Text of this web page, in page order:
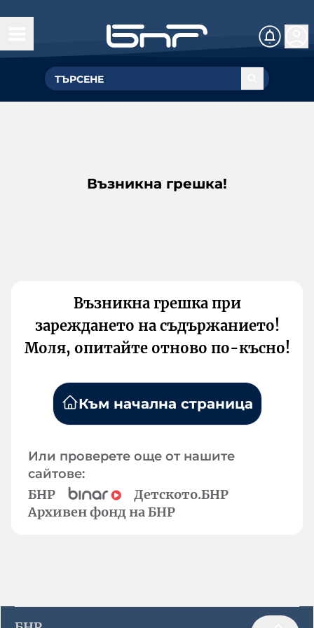
Възникна грешка!
Възникна грешка при
зареждането на съдържанието!
Моля, опитайте отново по-късно!
Към начална страница
Или проверете още от нашите
сайтове:
БНР
Детското.БНР
Архивен фонд на БНР